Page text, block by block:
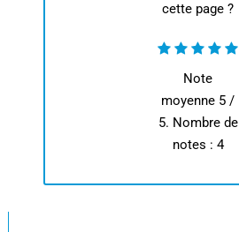
cette page ?
Note
moyenne 5 /
5. Nombre de
notes : 4